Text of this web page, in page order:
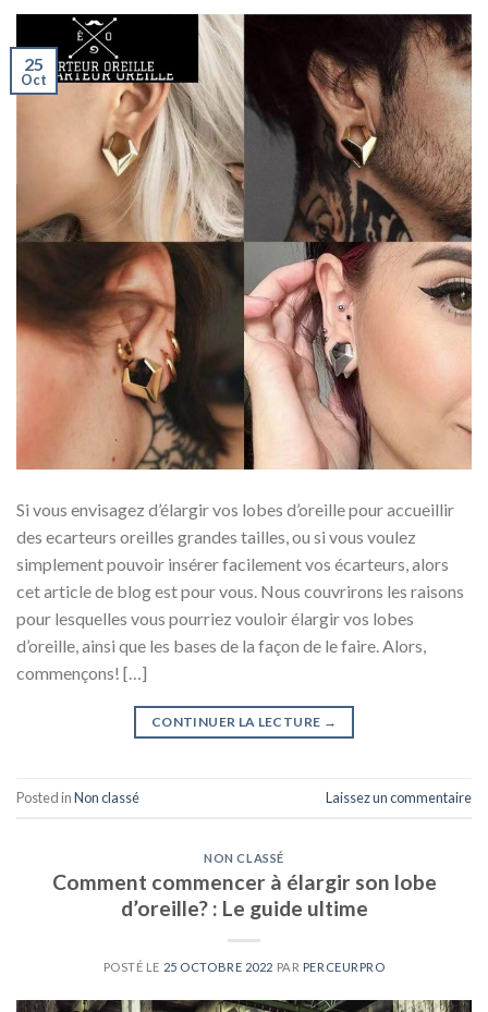
25
Oct
Si vous envisagez d’élargir vos lobes d’oreille pour accueillir
des ecarteurs oreilles grandes tailles, ou si vous voulez
simplement pouvoir insérer facilement vos écarteurs, alors
cet article de blog est pour vous. Nous couvrirons les raisons
pour lesquelles vous pourriez vouloir élargir vos lobes
d’oreille, ainsi que les bases de la façon de le faire. Alors,
commençons! […]
CONTINUER LA LECTURE →
Posted inNon classé Laissez un commentaire
NON CLASSÉ
Comment commencer à élargir son lobe
d’oreille? : Le guide ultime
POSTÉ LE 25 OCTOBRE 2022 PAR PERCEURPRO